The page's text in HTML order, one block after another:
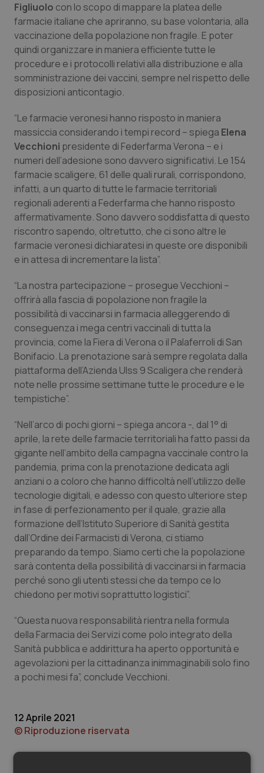
Campania
Emilia-Romagna
Friuli Venezia Giulia
Lazio
Liguria
Lombardia
Marche
Molise
Piemonte
Provincia Autonoma di Bolzano
Provincia Autonoma di Trento
Puglia
Sardegna
Sicilia
Toscana
Umbria
Valle D’Aosta
Veneto
Car-T
Colesterolo & coronaropatie
Dermatite Atopica
Diabete & glucometri
Disturbi dell’umore
Dolore
Donna & Salute
Epatiti
HIV
Infezioni & Febbre
Ipertensione & Scompenso
Malattie rare
Malattia di Crohn & Rettocolite Ulcerosa
Neuroscienze & patologie neurodegenerative
Obesità
Oftalmologia
Oncodermatologia
Oncoematologia
Oncologia & Nutrizione
Psoriasi & pelle
Quotidiano Cardiologia
Quotidiano Chirurgia
Quotidiano Pediatria
Rene & patologie urogenitali
Figliuolo con lo scopo di mappare la platea delle
farmacie italiane che apriranno, su base volontaria, alla
vaccinazione della popolazione non fragile. E poter
quindi organizzare in maniera efficiente tutte le
procedure e i protocolli relativi alla distribuzione e alla
somministrazione dei vaccini, sempre nel rispetto delle
disposizioni anticontagio.
“Le farmacie veronesi hanno risposto in maniera
massiccia considerando i tempi record – spiega Elena
Vecchioni presidente di Federfarma Verona – e i
numeri dell’adesione sono davvero significativi. Le 154
farmacie scaligere, 61 delle quali rurali, corrispondono,
infatti, a un quarto di tutte le farmacie territoriali
regionali aderenti a Federfarma che hanno risposto
affermativamente. Sono davvero soddisfatta di questo
riscontro sapendo, oltretutto, che ci sono altre le
farmacie veronesi dichiaratesi in queste ore disponibili
e in attesa di incrementare la lista”.
“La nostra partecipazione – prosegue Vecchioni –
offrirà alla fascia di popolazione non fragile la
possibilità di vaccinarsi in farmacia alleggerendo di
conseguenza i mega centri vaccinali di tutta la
provincia, come la Fiera di Verona o il Palaferroli di San
Bonifacio. La prenotazione sarà sempre regolata dalla
piattaforma dell’Azienda Ulss 9 Scaligera che renderà
note nelle prossime settimane tutte le procedure e le
tempistiche”.
“Nell’arco di pochi giorni – spiega ancora -, dal 1° di
aprile, la rete delle farmacie territoriali ha fatto passi da
gigante nell’ambito della campagna vaccinale contro la
pandemia, prima con la prenotazione dedicata agli
anziani o a coloro che hanno difficoltà nell’utilizzo delle
tecnologie digitali, e adesso con questo ulteriore step
in fase di perfezionamento per il quale, grazie alla
formazione dell’Istituto Superiore di Sanità gestita
dall’Ordine dei Farmacisti di Verona, ci stiamo
preparando da tempo. Siamo certi che la popolazione
sarà contenta della possibilità di vaccinarsi in farmacia
perché sono gli utenti stessi che da tempo ce lo
chiedono per motivi soprattutto logistici”.
“Questa nuova responsabilità rientra nella formula
della Farmacia dei Servizi come polo integrato della
Sanità pubblica e addirittura ha aperto opportunità e
agevolazioni per la cittadinanza inimmaginabili solo fino
a pochi mesi fa”, conclude Vecchioni.
12 Aprile 2021
© Riproduzione riservata